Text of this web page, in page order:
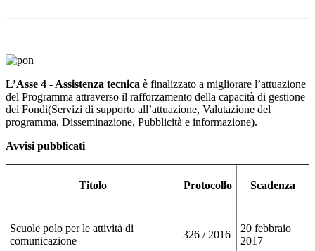
L’Asse 4 - Assistenza tecnica è finalizzato a migliorare l’attuazione
del Programma attraverso il rafforzamento della capacità di gestione
dei Fondi(Servizi di supporto all’attuazione, Valutazione del
programma, Disseminazione, Pubblicità e informazione).
Avvisi pubblicati
Titolo Protocollo Scadenza
Scuole polo per le attività di
comunicazione
326 / 2016
20 febbraio
2017